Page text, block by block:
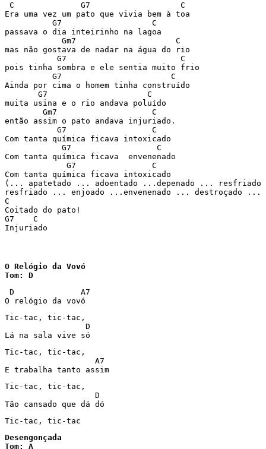
C              G7                   C
Era uma vez um pato que vivia bem à toa
          G7                   C
passava o dia inteirinho na lagoa
            Gm7                     C
mas não gostava de nadar na água do rio
           G7                        C
pois tinha sombra e ele sentia muito frio
          G7                       C
Ainda por cima o homem tinha construído
       G7                     C
muita usina e o rio andava poluído
        Gm7                    C
então assim o pato andava injuriado.
           G7                  C
Com tanta química ficava intoxicado
            G7                  C
Com tanta química ficava  envenenado
             G7                C
Com tanta química ficava intoxicado
(... apatetado ... adoentado ...depenado ...
resfriado ... enjoado ...envenenado ... destroçado ...
C
Coitado do pato!
G7    C
Injuriado
O Relógio da Vovó
Tom: D
D              A7
O relógio da vovó
Tic-tac, tic-tac,
                 D
Lá na sala vive só
Tic-tac, tic-tac,
                   A7
E trabalha tanto assim
Tic-tac, tic-tac,
                   D
Tão cansado que dá dó
Tic-tac, tic-tac
Desengonçada
Tom: A